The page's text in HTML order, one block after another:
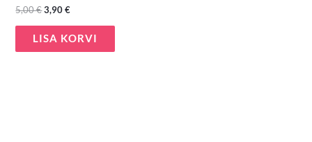
5,00€3,90€
LISA KORVI